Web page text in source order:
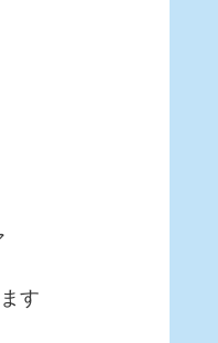
す